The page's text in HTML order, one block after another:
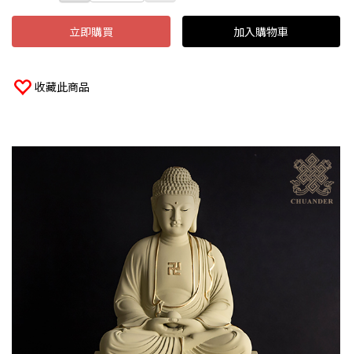
立即購買 加入購物車
收藏此商品